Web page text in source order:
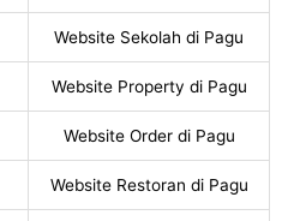
Website Sekolah di Pagu
Website Property di Pagu
Website Order di Pagu
Website Restoran di Pagu